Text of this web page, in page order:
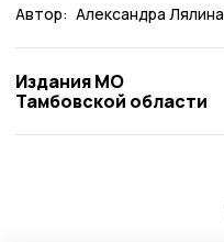
Автор: Александра Лялина
Издания МО
Тамбовской области